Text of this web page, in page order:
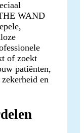
WAND
of zoekt
patiënten,
en